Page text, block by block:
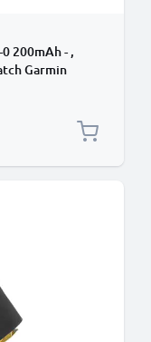
200mAh - ,
Garmin
S1